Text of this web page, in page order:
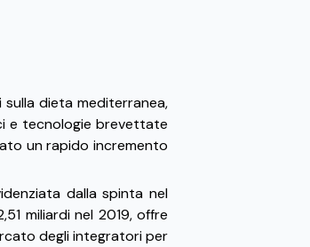
dieta mediterranea,
e tecnologie brevettate
un rapido incremento
dalla spinta nel
miliardi nel 2019, offre
degli integratori per